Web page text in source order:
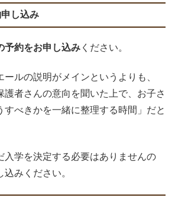
し込み
予約をお申し込み ください。
ルの説明がメインというよりも、
護者さんの意向を聞いた上で、お子さ
すべきかを一緒に整理する時間」だと
入学を決定する必要はありませんの
みください。